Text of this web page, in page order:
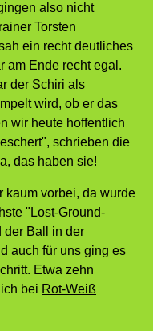
also nicht
Torsten
ein recht deutliches
am Ende recht egal.
der Schiri als
wird, ob er das
wir heute hoffentlich
schrieben die
das haben sie!
kaum vorbei, da wurde
"Lost-Ground-
der Ball in der
auch für uns ging es
Etwa zehn
bei Rot-Weiß